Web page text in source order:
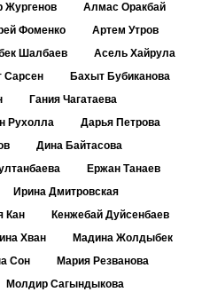
Жургенов
Алмас Оракбай
Фоменко
Артем Утров
Шалбаев
Асель Хайрула
Сарсен
Бахыт Бубиканова
Гания Чагатаева
Рухолла
Дарья Петрова
Дина Байтасова
Ержан Танаев
Ирина Дмитровская
Кан
Кенжебай Дуйсенбаев
Хван
Мадина Жолдыбек
Сон
Мария Резванова
Молдир Сагындыкова